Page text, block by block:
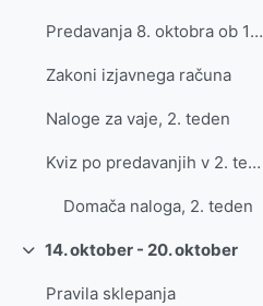
Predavanja 8. oktobra ob 17h, gradiva
Zakoni izjavnega računa
Naloge za vaje, 2. teden
Kviz po predavanjih v 2. tednu
Domača naloga, 2. teden
Skrči14. oktober - 20. oktober
Pravila sklepanja